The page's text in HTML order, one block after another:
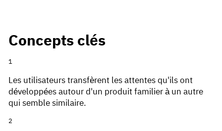
Concepts clés
Les utilisateurs transfèrent les attentes qu'ils ont
développées autour d'un produit familier à un autre
qui semble similaire.